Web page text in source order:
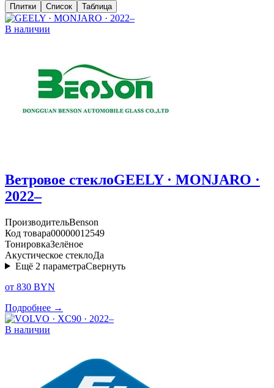
Плитки Список Таблица
В наличии
Ветровое стеклоGEELY · MONJARO ·
2022–
ПроизводительBenson
Код товара00000012549
ТонировкаЗелёное
Акустическое стеклоДа
Ещё 2 параметраСвернуть
от 830 BYN
Подробнее →
В наличии